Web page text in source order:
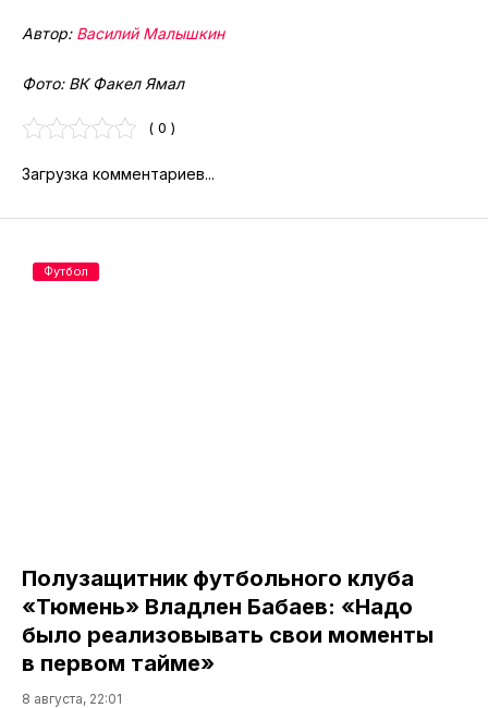
Автор: Василий Малышкин
Фото: ВК Факел Ямал
( 0 )
Загрузка комментариев...
Полузащитник футбольного клуба
«Тюмень» Владлен Бабаев: «Надо
было реализовывать свои моменты
в первом тайме»
8 августа, 22:01
Футбол